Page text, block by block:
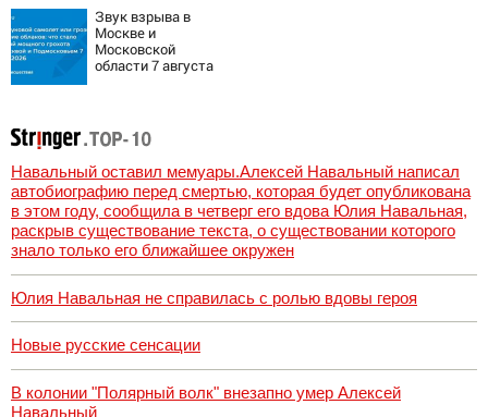
трассе
07/08/2026 –
Новости
Звук взрыва в
Москве и
Московской
области 7 августа
был громкий
хлопок
Навальный оставил мемуары.Алексей Навальный написал
автобиографию перед смертью, которая будет опубликована
в этом году, сообщила в четверг его вдова Юлия Навальная,
раскрыв существование текста, о существовании которого
знало только его ближайшее окружен
Юлия Навальная не справилась с ролью вдовы героя
Новые русские сенсации
В колонии "Полярный волк" внезапно умер Алексей
Навальный